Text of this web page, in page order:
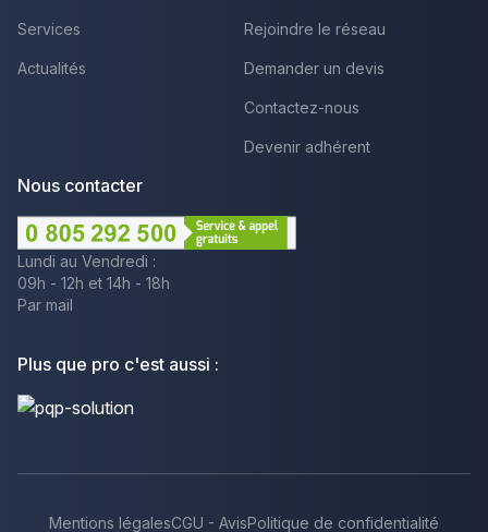
Services
Actualités
Rejoindre le réseau
Demander un devis
Contactez-nous
Devenir adhérent
Nous contacter
Lundi au Vendredi :
09h - 12h et 14h - 18h
Par mail
Plus que pro c'est aussi :
Mentions légalesCGU - AvisPolitique de confidentialité